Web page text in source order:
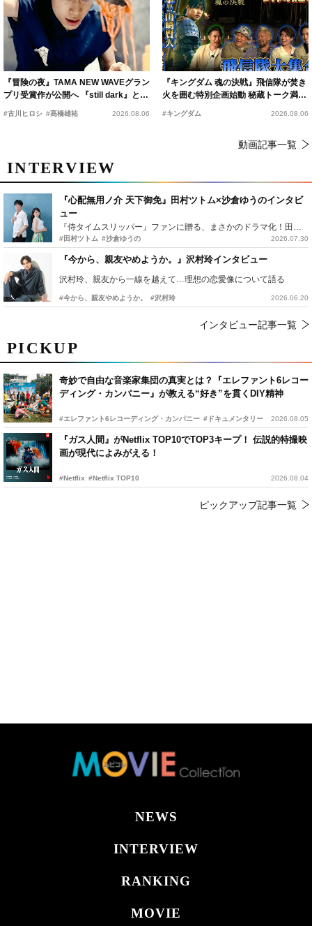
PICKUP
奇妙で自由な音楽家集団の真実とは？『エレファント6レコー
ディング・カンパニー』が教える“好き”を貫くDIY精神
#エレファント6レコーディング・カンパニー #ドキュメンタリー 2026.08.05
『ガス人間』がNetflix TOP10でTOP3キープ！ 伝説的特撮映
画が現代によみがえる！
#Netflix #Netflix TOP10 2026.08.04
ピックアップ記事一覧
『冒険の夜』TAMA NEW WAVEグラン
プリ受賞作が公開へ 『still dark』と同
時上映決定
#古川ヒロシ #髙橋雄祐 2026.08.06
『キングダム 魂の決戦』飛信隊が焚き
火を囲む特別企画始動 秘蔵トーク満載
の“キングダムキャンプ”開催
#キングダム 2026.08.06
動画記事一覧
INTERVIEW
『心配無用ノ介 天下御免』田村ツトム×沙倉ゆうのインタビ
ュー
『侍タイムスリッパー』ファンに贈る、まさかのドラマ化！田村ツトム×沙倉ゆうのが語る『心配無用ノ介』撮影秘話
#田村ツトム #沙倉ゆうの 2026.07.30
『今から、親友やめようか。』沢村玲インタビュー
沢村玲、親友から一線を越えて…理想の恋愛像について語る
#今から、親友やめようか。 #沢村玲 2026.06.20
インタビュー記事一覧
NEWS
INTERVIEW
RANKING
MOVIE